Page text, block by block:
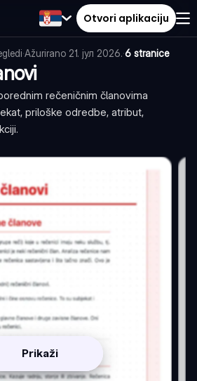
Otvori aplikaciju
·Ažurirano 21. јул 2026.·6 stranice
rečeničnim članovima
priloške odredbe, atribut,
Prikaži